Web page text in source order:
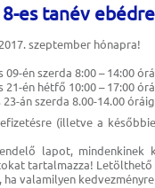
es tanév
szeptember hónapra!
09-én szerda 8:00 – 14:00
21-én hétfő 10:00 – 17:00
23-án szerda 8.00-14.00 óráig
(illetve a
lapot,
tartalmazza! Letölthető
ha valamilyen